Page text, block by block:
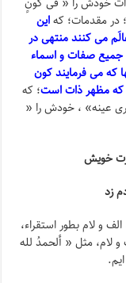
در مقدمات؛ کهاین
می کنند منتهی در
جمیع صفات و اسماء
که می فرمایند کون
که مظهر ذات است؛ که
عینه» ، خودش را «
خویش
زد
و لام بطور استقراء،
لام، مثل « ألحمدُ لله